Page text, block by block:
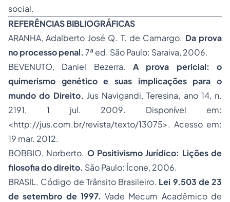
social.
REFERÊNCIAS BIBLIOGRÁFICAS
ARANHA, Adalberto José Q. T. de Camargo. Da prova
no processo penal. 7ª ed. São Paulo: Saraiva, 2006.
BEVENUTO, Daniel Bezerra. A prova pericial: o
quimerismo genético e suas implicações para o
mundo do Direito. Jus Navigandi, Teresina, ano 14, n.
2191, 1 jul. 2009. Disponível em:
<http://jus.com.br/revista/texto/13075>. Acesso em:
19 mar. 2012.
BOBBIO, Norberto. O Positivismo Jurídico: Lições de
filosofia do direito. São Paulo: Ícone, 2006.
BRASIL. Código de Trânsito Brasileiro. Lei 9.503 de 23
de setembro de 1997.Vade Mecum Acadêmico de